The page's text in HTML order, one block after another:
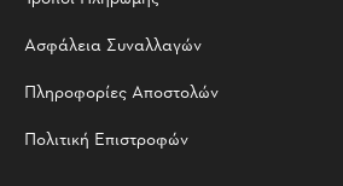
Ασφάλεια Συναλλαγών
Πληροφορίες Αποστολών
Πολιτική Επιστροφών